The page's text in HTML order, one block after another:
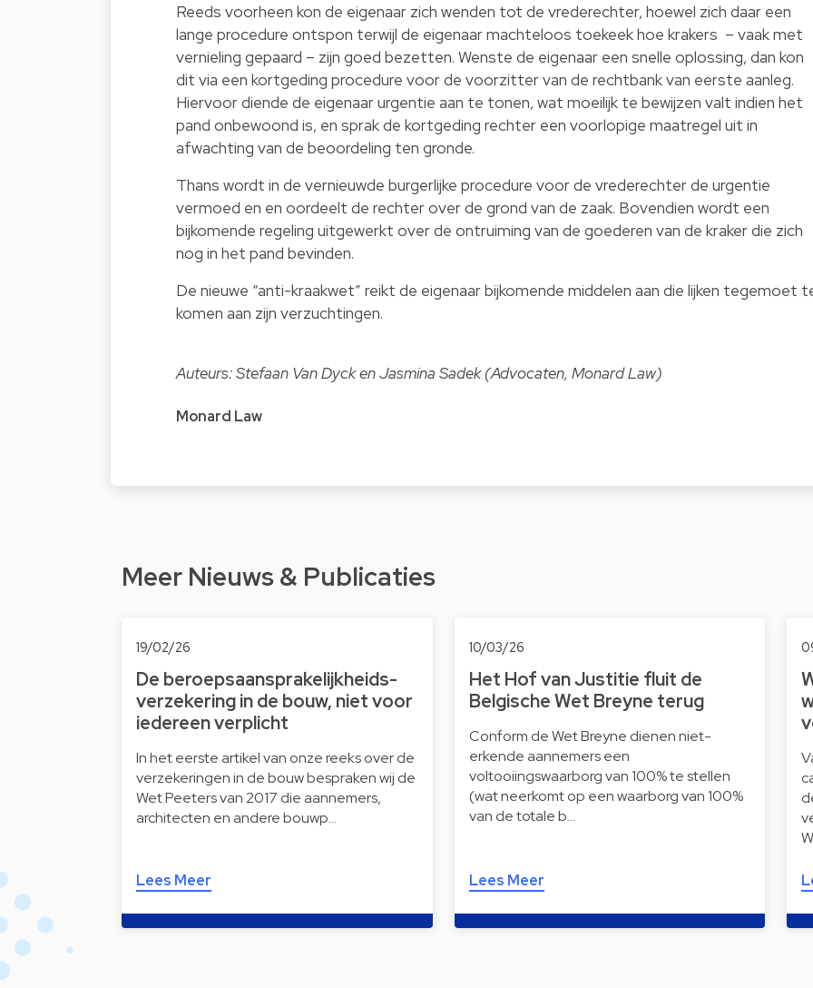
Reeds voorheen kon de eigenaar zich wenden tot de vrederechter, hoewel zich daar een
lange procedure ontspon terwijl de eigenaar machteloos toekeek hoe krakers – vaak met
vernieling gepaard – zijn goed bezetten. Wenste de eigenaar een snelle oplossing, dan kon
dit via een kortgeding procedure voor de voorzitter van de rechtbank van eerste aanleg.
Hiervoor diende de eigenaar urgentie aan te tonen, wat moeilijk te bewijzen valt indien het
pand onbewoond is, en sprak de kortgeding rechter een voorlopige maatregel uit in
afwachting van de beoordeling ten gronde.
Thans wordt in de vernieuwde burgerlijke procedure voor de vrederechter de urgentie
vermoed en en oordeelt de rechter over de grond van de zaak. Bovendien wordt een
bijkomende regeling uitgewerkt over de ontruiming van de goederen van de kraker die zich
nog in het pand bevinden.
De nieuwe “anti-kraakwet” reikt de eigenaar bijkomende middelen aan die lijken tegemoet
komen aan zijn verzuchtingen.
Auteurs: Stefaan Van Dyck en Jasmina Sadek (Advocaten, Monard Law)
Monard Law
Meer Nieuws & Publicaties
19/02/26
De beroepsaansprakelijkheids-
verzekering in de bouw, niet voor
iedereen verplicht
In het eerste artikel van onze reeks over de
verzekeringen in de bouw bespraken wij de
Wet Peeters van 2017 die aannemers,
architecten en andere bouwp…
Lees Meer
10/03/26
Het Hof van Justitie fluit de
Belgische Wet Breyne terug
Conform de Wet Breyne dienen niet-
erkende aannemers een
voltooiingswaarborg van 100% te stellen
(wat neerkomt op een waarborg van 100%
van de totale b…
Lees Meer